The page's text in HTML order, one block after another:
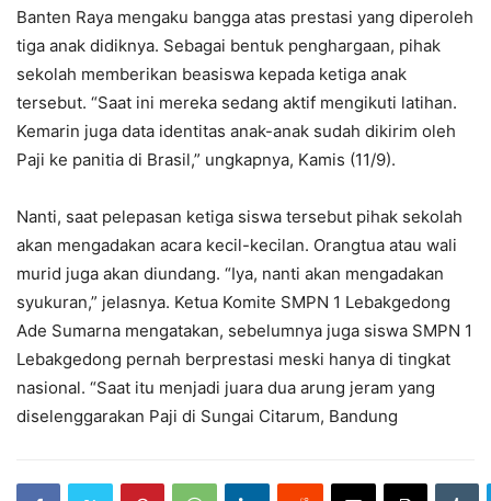
Banten Raya mengaku bangga atas prestasi yang diperoleh
tiga anak didiknya. Sebagai bentuk penghargaan, pihak
sekolah memberikan beasiswa kepada ketiga anak
tersebut. “Saat ini mereka sedang aktif mengikuti latihan.
Kemarin juga data identitas anak-anak sudah dikirim oleh
Paji ke panitia di Brasil,” ungkapnya, Kamis (11/9).
Nanti, saat pelepasan ketiga siswa tersebut pihak sekolah
akan mengadakan acara kecil-kecilan. Orangtua atau wali
murid juga akan diundang. “Iya, nanti akan mengadakan
syukuran,” jelasnya. Ketua Komite SMPN 1 Lebakgedong
Ade Sumarna mengatakan, sebelumnya juga siswa SMPN 1
Lebakgedong pernah berprestasi meski hanya di tingkat
nasional. “Saat itu menjadi juara dua arung jeram yang
diselenggarakan Paji di Sungai Citarum, Bandung